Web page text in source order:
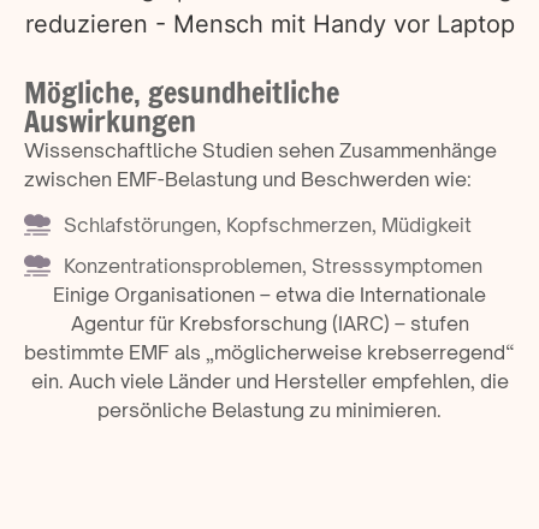
Mögliche, gesundheitliche
Auswirkungen
Wissenschaftliche Studien sehen Zusammenhänge
zwischen EMF-Belastung und Beschwerden wie:
Schlafstörungen, Kopfschmerzen, Müdigkeit
Konzentrationsproblemen, Stresssymptomen
Einige Organisationen – etwa die Internationale
Agentur für Krebsforschung (IARC) – stufen
bestimmte EMF als „möglicherweise krebserregend“
ein. Auch viele Länder und Hersteller empfehlen, die
persönliche Belastung zu minimieren.